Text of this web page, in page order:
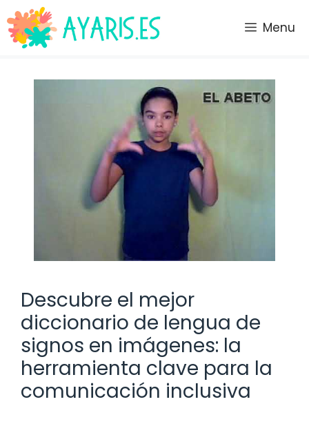
Saltar
al
contenido
Menu
Descubre el mejor
diccionario de lengua de
signos en imágenes: la
herramienta clave para la
comunicación inclusiva